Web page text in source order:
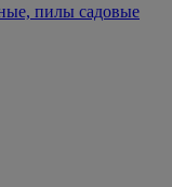
пилы садовые